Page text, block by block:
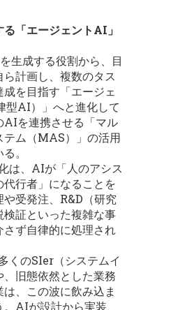
「エージェントAI」
生成する役割から、目
計画し、複数のタス
を目指す「エージェ
型AI）」へと進化して
AIを連携させる「マル
テム（MAS）」の活用
。
は、AIが「人のアシス
行者」になることを
受発注、R&D（研究
証といった複雑な事
ず自律的に処理され
くのSIer（システムイ
旧態依然とした業務
、この波に飲み込ま
AIが設計から実装、